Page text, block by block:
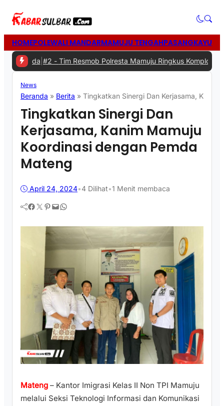
HOMEPOLEWALI MANDARMAMUJU TENGAHPASANGKAYU
#2 - Tim Resmob Polresta Mamuju Ringkus Komplotan Spesialis
News
Beranda » Berita » Tingkatkan Sinergi Dan Kerjasama,
Tingkatkan Sinergi Dan
Kerjasama, Kanim Mamuju
Koordinasi dengan Pemda
Mateng
April 24, 2024•4 Dilihat•1 Menit membaca
Facebook Twitter Pinterest Mail WhatsApp
Mateng – Kantor Imigrasi Kelas II Non TPI Mamuju
melalui Seksi Teknologi Informasi dan Komunikasi